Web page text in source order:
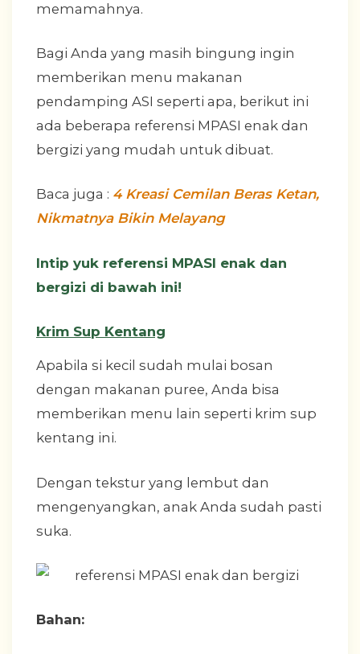
memamahnya.
Bagi Anda yang masih bingung ingin
memberikan menu makanan
pendamping ASI seperti apa, berikut ini
ada beberapa referensi MPASI enak dan
bergizi yang mudah untuk dibuat.
Baca juga : 4 Kreasi Cemilan Beras Ketan,
Nikmatnya Bikin Melayang
Intip yuk referensi MPASI enak dan
bergizi di bawah ini!
Krim Sup Kentang
Apabila si kecil sudah mulai bosan
dengan makanan puree, Anda bisa
memberikan menu lain seperti krim sup
kentang ini.
Dengan tekstur yang lembut dan
mengenyangkan, anak Anda sudah pasti
suka.
Bahan: